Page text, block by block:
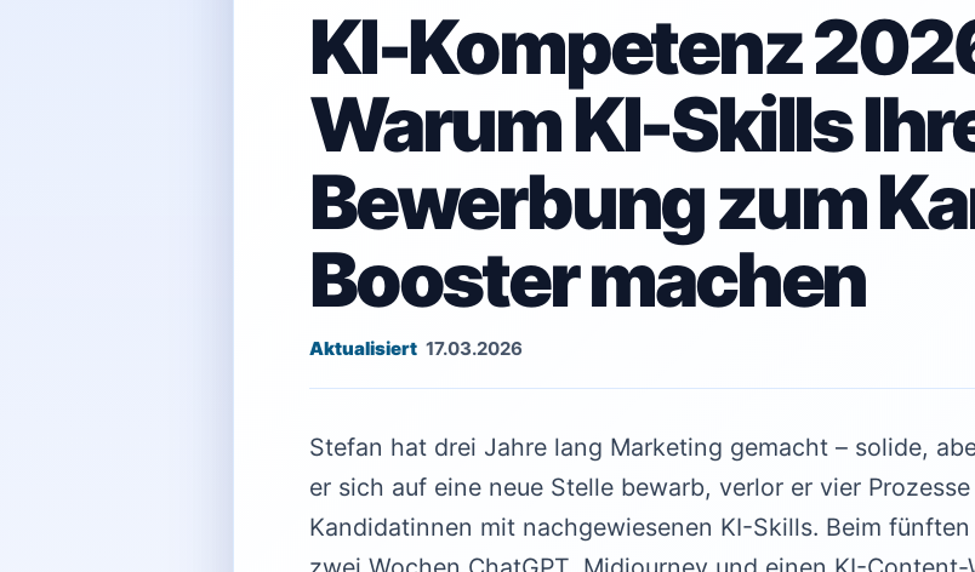
KI-Kompetenz
Warum KI-Skills
Bewerbung zum
Booster machen
17.03.2026
Stefan hat drei Jahre lang Marketing gemacht – solide,
er sich auf eine neue Stelle bewarb, verlor er vier
Kandidatinnen mit nachgewiesenen KI-Skills. Beim